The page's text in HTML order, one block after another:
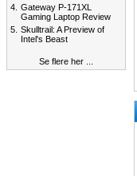
4. Gateway P-171XL
Gaming Laptop Review
5. Skulltrail: A Preview of
Intel's Beast
Se flere her ...